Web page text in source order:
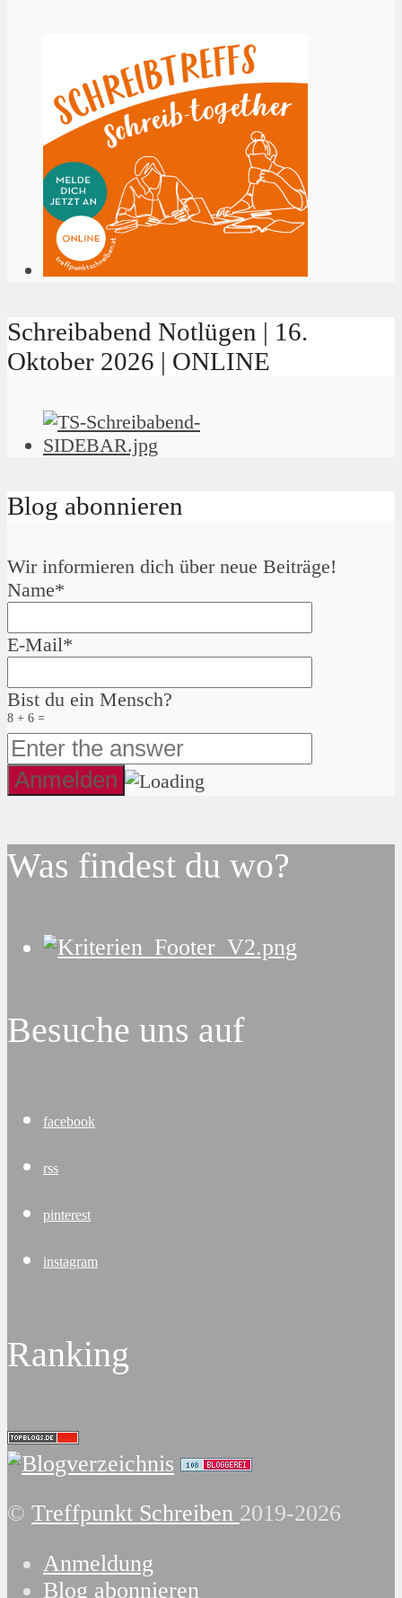
Schreibabend Notlügen | 16.
Oktober 2026 | ONLINE
Blog abonnieren
Wir informieren dich über neue Beiträge!
Name*
E-Mail*
Bist du ein Mensch?
8 + 6 =
Was findest du wo?
Besuche uns auf
facebook
rss
pinterest
instagram
Ranking
© Treffpunkt Schreiben 2019-2026
Anmeldung
Blog abonnieren